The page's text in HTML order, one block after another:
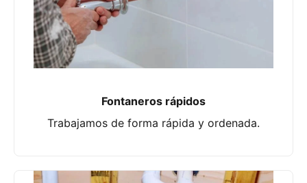
Fontaneros rápidos
Trabajamos de forma rápida y ordenada.